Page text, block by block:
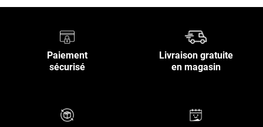
Paiement
sécurisé
Livraison gratuite
en magasin